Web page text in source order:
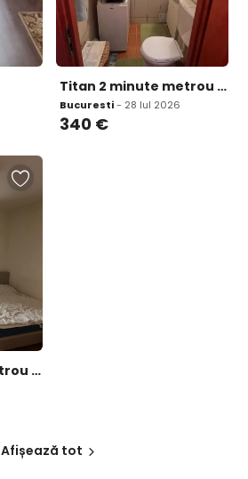
Titan 2 minute metrou Nicolae Grigorescu
Bucuresti- 28 Iul 2026
340 €
Titan 3 minute metrou Costin Giorgian
Afișează tot